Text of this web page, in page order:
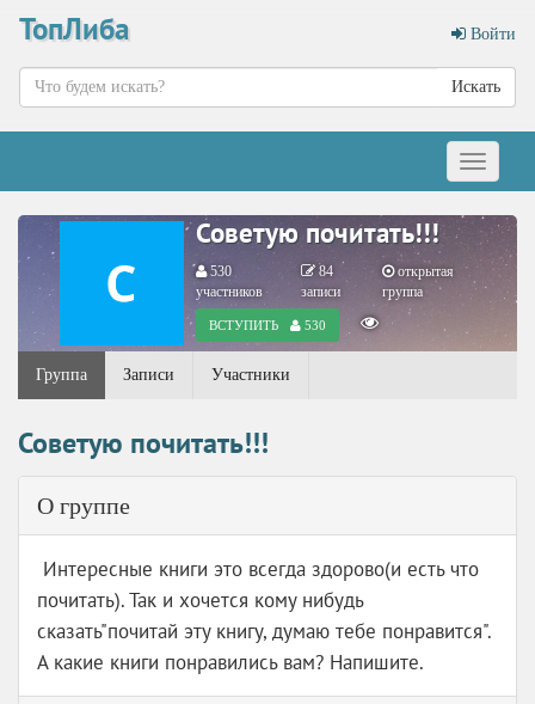
ТопЛиба Войти
Искать
Меню
Советую почитать!!!
530
участников
84
записи
открытая
группа
ВСТУПИТЬ 530
Группа Записи Участники
Советую почитать!!!
О группе
Интересные книги это всегда здорово(и есть что
почитать). Так и хочется кому нибудь
сказать"почитай эту книгу, думаю тебе понравится".
А какие книги понравились вам? Напишите.